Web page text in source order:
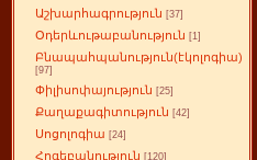
Աշխարհագրություն [37]
Օդերևութաբանություն [1]
Բնապահպանություն(էկոլոգիա)
[97]
Փիլիսոփայություն [25]
Քաղաքագիտություն [42]
Սոցոլոգիա [24]
Հոգեբանություն [120]